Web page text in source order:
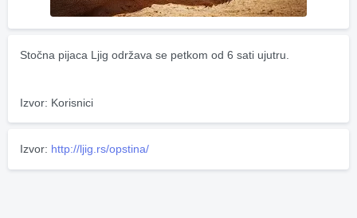
Stočna pijaca Ljig održava se petkom od 6 sati ujutru.
Izvor: Korisnici
Izvor: http://ljig.rs/opstina/